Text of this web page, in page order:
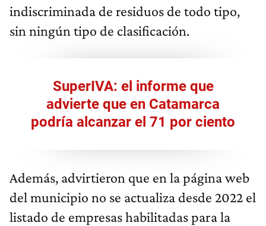
indiscriminada de residuos de todo tipo,
sin ningún tipo de clasificación.
SuperIVA: el informe que
advierte que en Catamarca
podría alcanzar el 71 por ciento
Además, advirtieron que en la página web
del municipio no se actualiza desde 2022 el
listado de empresas habilitadas para la